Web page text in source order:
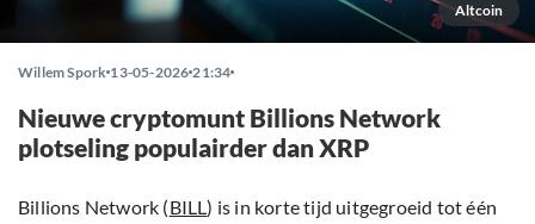
Altcoin
Willem Spork 13-05-2026 21:34
Nieuwe cryptomunt Billions Network
plotseling populairder dan XRP
Billions Network (BILL) is in korte tijd uitgegroeid tot één